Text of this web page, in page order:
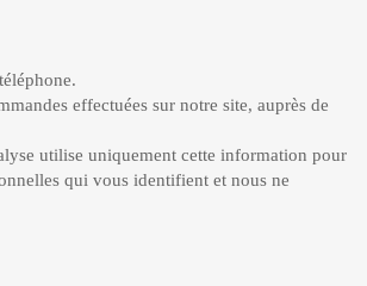
effectuées sur notre site, auprès de
utilise uniquement cette information pour
qui vous identifient et nous ne